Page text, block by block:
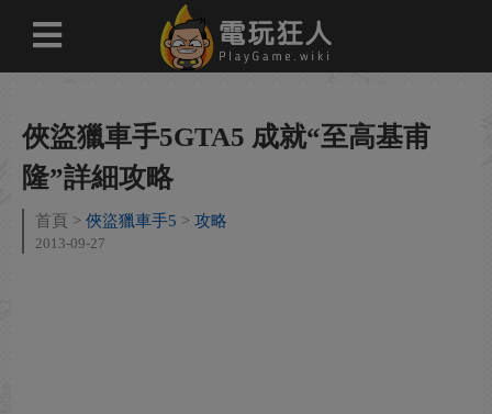
俠盜獵車手5GTA5 成就“至高基甫
隆”詳細攻略
首頁 俠盜獵車手5 攻略
2013-09-27